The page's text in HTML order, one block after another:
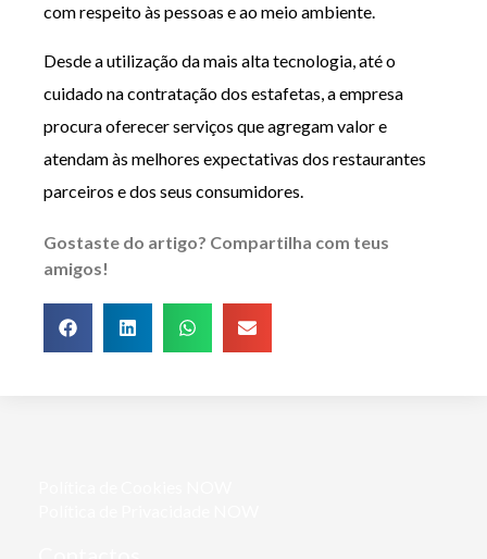
com respeito às pessoas e ao meio ambiente.
Desde a utilização da mais alta tecnologia, até o
cuidado na contratação dos estafetas, a empresa
procura oferecer serviços que agregam valor e
atendam às melhores expectativas dos restaurantes
parceiros e dos seus consumidores.
Gostaste do artigo? Compartilha com teus
amigos!